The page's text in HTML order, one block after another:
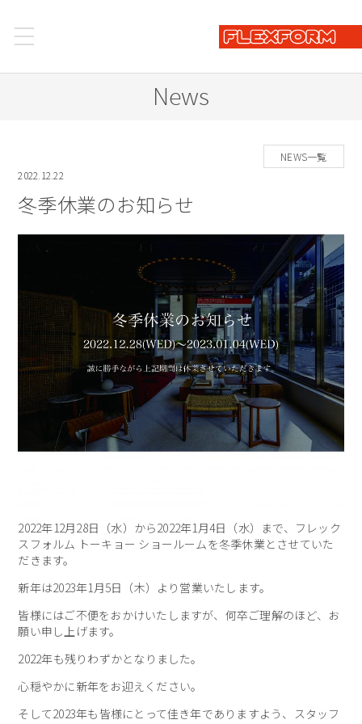
News
NEWS一覧
2022.12.22
冬季休業のお知らせ
2022年12月28日（水）から2022年1月4日（水）まで、フレック
スフォルム トーキョー ショールームを冬季休業とさせていた
だきます。
新年は2023年1月5日（木）より営業いたします。
皆様にはご不便をおかけいたしますが、何卒ご理解のほど、お
願い申し上げます。
2022年も残りわずかとなりました。
心穏やかに新年をお迎えください。
そして2023年も皆様にとって佳き年でありますよう、スタッフ